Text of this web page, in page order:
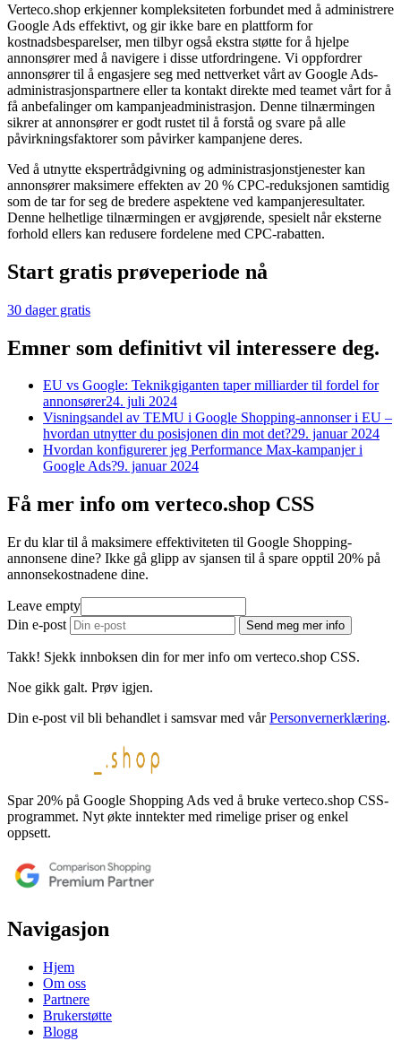
Verteco.shop erkjenner kompleksiteten forbundet med å administrere
Google Ads effektivt, og gir ikke bare en plattform for
kostnadsbesparelser, men tilbyr også ekstra støtte for å hjelpe
annonsører med å navigere i disse utfordringene. Vi oppfordrer
annonsører til å engasjere seg med nettverket vårt av Google Ads-
administrasjonspartnere eller ta kontakt direkte med teamet vårt for å
få anbefalinger om kampanjeadministrasjon. Denne tilnærmingen
sikrer at annonsører er godt rustet til å forstå og svare på alle
påvirkningsfaktorer som påvirker kampanjene deres.
Ved å utnytte ekspertrådgivning og administrasjonstjenester kan
annonsører maksimere effekten av 20 % CPC-reduksjonen samtidig
som de tar for seg de bredere aspektene ved kampanjeresultater.
Denne helhetlige tilnærmingen er avgjørende, spesielt når eksterne
forhold ellers kan redusere fordelene med CPC-rabatten.
Start gratis prøveperiode nå
30 dager gratis
Emner som definitivt vil interessere deg.
EU vs Google: Teknikgiganten taper milliarder til fordel for
annonsører24. juli 2024
Visningsandel av TEMU i Google Shopping-annonser i EU –
hvordan utnytter du posisjonen din mot det?29. januar 2024
Hvordan konfigurerer jeg Performance Max-kampanjer i
Google Ads?9. januar 2024
Få mer info om verteco.shop CSS
Er du klar til å maksimere effektiviteten til Google Shopping-
annonsene dine? Ikke gå glipp av sjansen til å spare opptil 20% på
annonsekostnadene dine.
Leave empty
Din e-post
Send meg mer info
Takk! Sjekk innboksen din for mer info om verteco.shop CSS.
Noe gikk galt. Prøv igjen.
Din e-post vil bli behandlet i samsvar med vårPersonvernerklæring.
Spar 20% på Google Shopping Ads ved å bruke verteco.shop CSS-
programmet. Nyt økte inntekter med rimelige priser og enkel
oppsett.
Navigasjon
Hjem
Om oss
Partnere
Brukerstøtte
Blogg